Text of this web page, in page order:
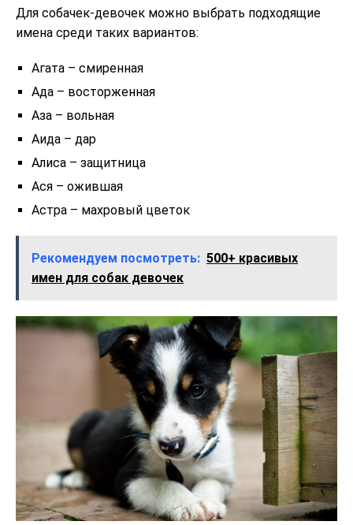
Для собачек-девочек можно выбрать подходящие
имена среди таких вариантов:
Агата – смиренная
Ада – восторженная
Аза – вольная
Аида – дар
Алиса – защитница
Ася – ожившая
Астра – махровый цветок
Рекомендуем посмотреть: 500+ красивых
имен для собак девочек